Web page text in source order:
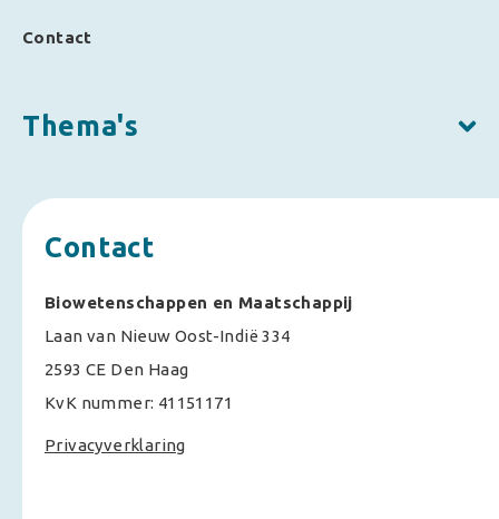
Contact
Thema's
Contact
Biowetenschappen en Maatschappij
Laan van Nieuw Oost-Indië 334
2593 CE Den Haag
KvK nummer: 41151171
Privacyverklaring